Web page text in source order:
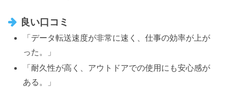
良い口コミ
「データ転送速度が非常に速く、仕事の効率が上が
った。」
「耐久性が高く、アウトドアでの使用にも安心感が
ある。」